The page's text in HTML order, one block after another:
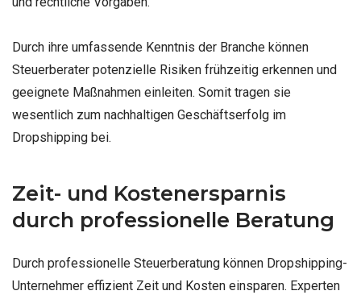
Durch ihre umfassende Kenntnis der Branche können
Steuerberater potenzielle Risiken frühzeitig erkennen und
geeignete Maßnahmen einleiten. Somit tragen sie
wesentlich zum nachhaltigen Geschäftserfolg im
Dropshipping bei.
Zeit- und Kostenersparnis
durch professionelle Beratung
Durch professionelle Steuerberatung können Dropshipping-
Unternehmer effizient Zeit und Kosten einsparen. Experten